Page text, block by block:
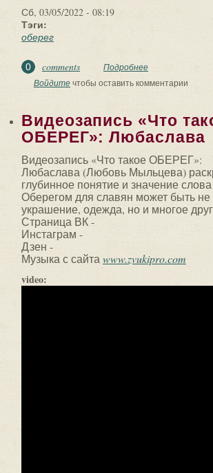
Сб, 03/05/2022 - 08:19
Тэги:
оберег
0 comments Подробнее
Скидывать с
Войдитечтобы оставить комментарии
Видеозапись «Что
ОБЕРЕГ»: Любаслава
Видеозапись «Что такое ОБЕРЕГ»:
Любаслава (Любовь Мыльцева)
глубинное понятие и значение
Оберегом для славян может быть не
украшение, одежда, но и многое
Страница ВК -
Инстаграм -
Дзен -
Музыка с сайтаwww.zvukipro.com
video: